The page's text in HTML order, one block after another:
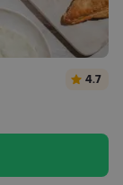
4.7